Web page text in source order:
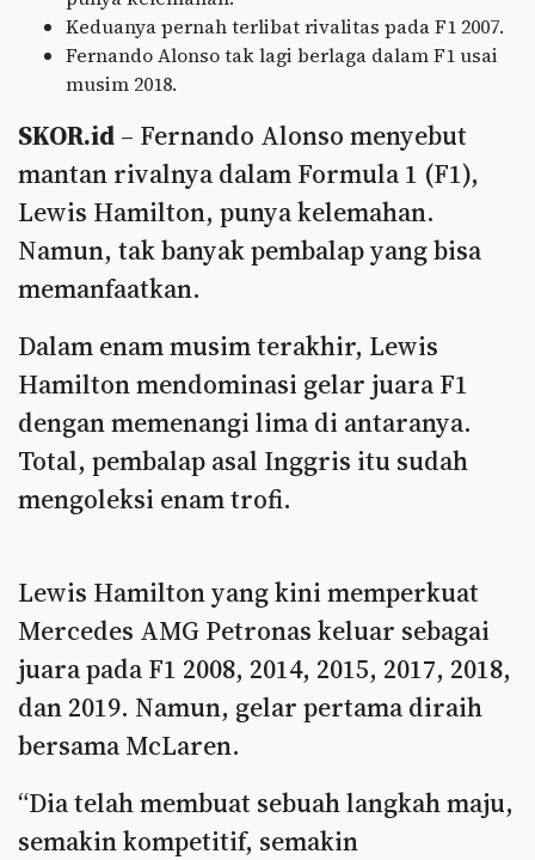
Keduanya pernah terlibat rivalitas pada F1 2007.
Fernando Alonso tak lagi berlaga dalam F1 usai
musim 2018.
SKOR.id – Fernando Alonso menyebut
mantan rivalnya dalam Formula 1 (F1),
Lewis Hamilton, punya kelemahan.
Namun, tak banyak pembalap yang bisa
memanfaatkan.
Dalam enam musim terakhir, Lewis
Hamilton mendominasi gelar juara F1
dengan memenangi lima di antaranya.
Total, pembalap asal Inggris itu sudah
mengoleksi enam trofi.
Lewis Hamilton yang kini memperkuat
Mercedes AMG Petronas keluar sebagai
juara pada F1 2008, 2014, 2015, 2017, 2018,
dan 2019. Namun, gelar pertama diraih
bersama McLaren.
“Dia telah membuat sebuah langkah maju,
semakin kompetitif, semakin